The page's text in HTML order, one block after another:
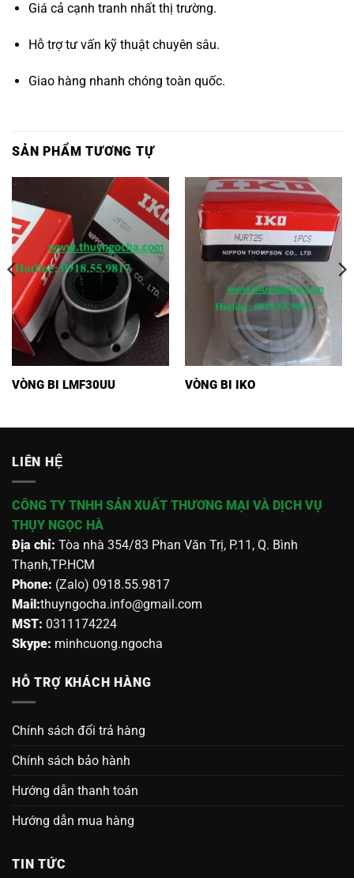
Giá cả cạnh tranh nhất thị trường.
Hỗ trợ tư vấn kỹ thuật chuyên sâu.
Giao hàng nhanh chóng toàn quốc.
SẢN PHẨM TƯƠNG TỰ
VÒNG BI LMF30UU VÒNG BI IKO
LIÊN HỆ
CÔNG TY TNHH SẢN XUẤT THƯƠNG MẠI VÀ DỊCH VỤ
THỤY NGỌC HÀ
Địa chỉ: Tòa nhà 354/83 Phan Văn Trị, P.11, Q. Bình
Thạnh,TP.HCM
Phone: (Zalo) 0918.55.9817
Mail:thuyngocha.info@gmail.com
MST: 0311174224
Skype: minhcuong.ngocha
HỖ TRỢ KHÁCH HÀNG
Chính sách đổi trả hàng
Chính sách bảo hành
Hướng dẫn thanh toán
Hướng dẫn mua hàng
TIN TỨC